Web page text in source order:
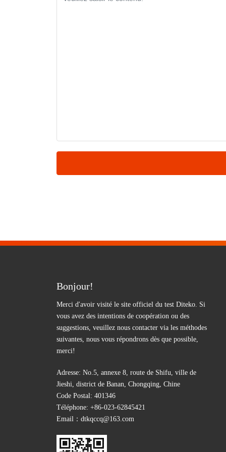
Bonjour!
Merci d'avoir visité le site officiel du test Diteko. Si
vous avez des intentions de coopération ou des
suggestions, veuillez nous contacter via les méthodes
suivantes, nous vous répondrons dès que possible,
merci!
Adresse: No.5, annexe 8, route de Shifu, ville de
Jieshi, district de Banan, Chongqing, Chine
Code Postal: 401346
Téléphone: +86-023-62845421
Email： dtkqccq@163.com